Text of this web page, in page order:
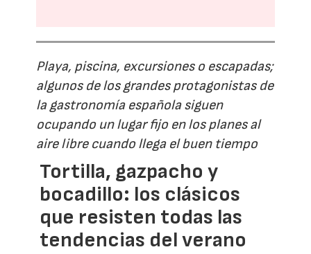
Playa, piscina, excursiones o escapadas;
algunos de los grandes protagonistas de
la gastronomía española siguen
ocupando un lugar fijo en los planes al
aire libre cuando llega el buen tiempo
Tortilla, gazpacho y
bocadillo: los clásicos
que resisten todas las
tendencias del verano